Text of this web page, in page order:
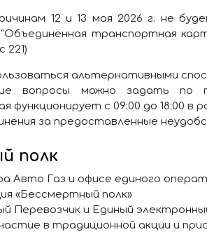
12 и 13 мая 2026 г. не
транспортная
221)
альтернативными
вопросы можно задать по
функционирует с 09:00 до 18:00 в
за предоставленные
полк
Авто Газ и офисе единого
«Бессмертный полк»
Перевозчик и Единый
в традиционной акции и